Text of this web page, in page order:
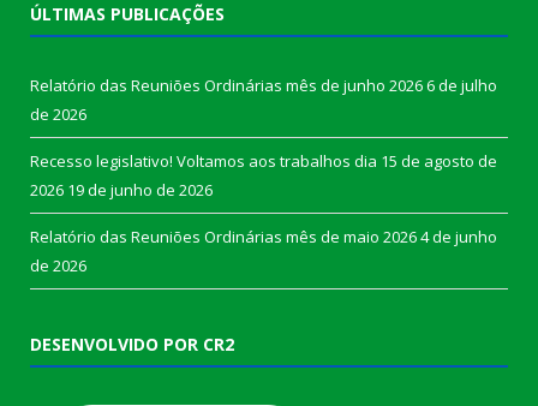
ÚLTIMAS PUBLICAÇÕES
Relatório das Reuniões Ordinárias mês de junho 20266 de julho
de 2026
Recesso legislativo! Voltamos aos trabalhos dia 15 de agosto de
2026 19 de junho de 2026
Relatório das Reuniões Ordinárias mês de maio 20264 de junho
de 2026
DESENVOLVIDO POR CR2